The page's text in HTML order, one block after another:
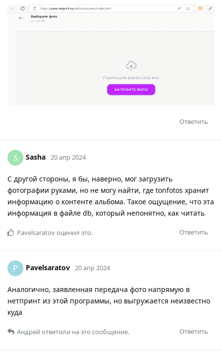
Ответить
S Sasha 20 апр 2024
С другой стороны, я бы, наверно, мог загрузить
фотографии руками, но не могу найти, где tonfotos хранит
информацию о контенте альбома. Такое ощущение, что эта
информация в файле db, который непонятно, как читать
Ответить
Pavelsaratovоценил это.
P Pavelsaratov 20 апр 2024
Аналогично, заявленная передача фото напрямую в
нетпринт из этой программы, но выгружается неизвестно
куда
Ответить
Андрейответили на это сообщение.